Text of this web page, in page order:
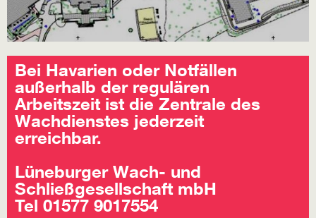
Bei Havarien oder Notfällen
außerhalb der regulären
Arbeitszeit ist die Zentrale des
Wachdienstes jederzeit
erreichbar.
Lüneburger Wach- und
Schließgesellschaft mbH
Tel 01577 9017554